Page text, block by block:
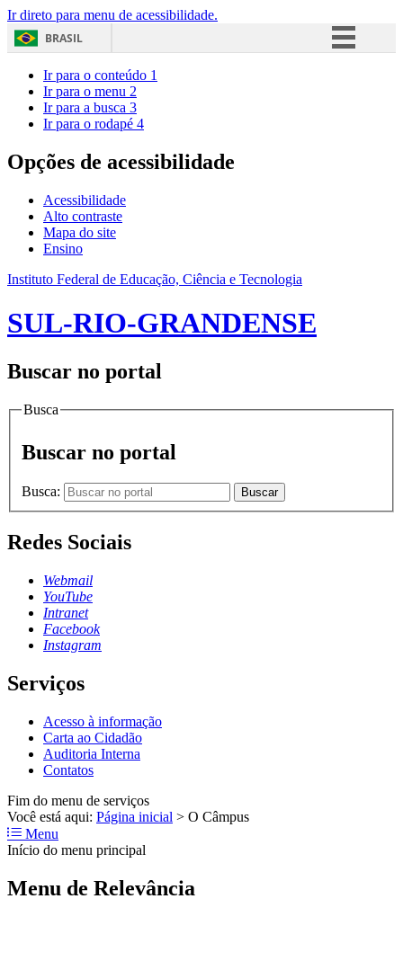
Ir direto para menu de acessibilidade.
BRASIL
Acesso à informação
Ir para o conteúdo 1
Ir para o menu 2
Ir para a busca 3
Ir para o rodapé 4
Opções de acessibilidade
Acessibilidade
Alto contraste
Mapa do site
Ensino
Instituto Federal de Educação, Ciência e Tecnologia
SUL-RIO-GRANDENSE
Buscar no portal
Busca
Buscar no portal
Busca: Buscar
Redes Sociais
Webmail
YouTube
Intranet
Facebook
Instagram
Serviços
Acesso à informação
Carta ao Cidadão
Auditoria Interna
Contatos
Fim do menu de serviços
Você está aqui: Página inicial > O Câmpus
Menu
Início do menu principal
Menu de Relevância